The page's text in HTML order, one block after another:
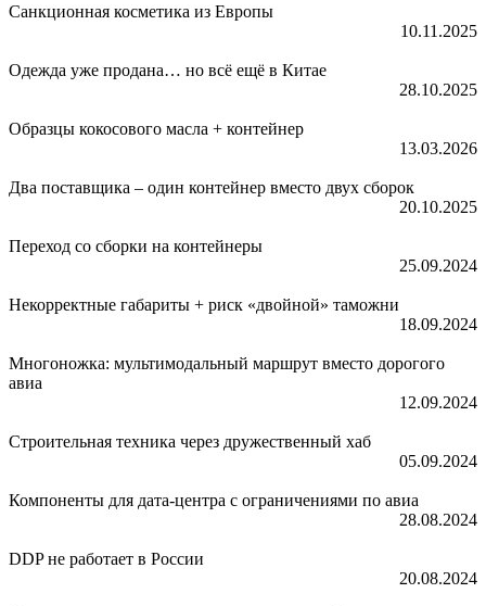
Санкционная косметика из Европы
10.11.2025
Одежда уже продана… но всё ещё в Китае
28.10.2025
Образцы кокосового масла + контейнер
13.03.2026
Два поставщика – один контейнер вместо двух сборок
20.10.2025
Переход со сборки на контейнеры
25.09.2024
Некорректные габариты + риск «двойной» таможни
18.09.2024
Многоножка: мультимодальный маршрут вместо дорогого
авиа
12.09.2024
Строительная техника через дружественный хаб
05.09.2024
Компоненты для дата‑центра с ограничениями по авиа
28.08.2024
DDP не работает в России
20.08.2024